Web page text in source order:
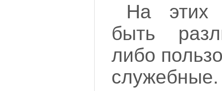
На этих
быть
либо